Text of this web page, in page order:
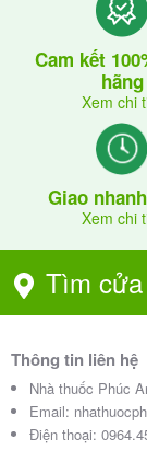
Cam kết
hãng
Xem chi
Giao
Xem chi
Tìm
Thông tin liên hệ
Nhà thuốc Phúc
Email:
Điện thoại: